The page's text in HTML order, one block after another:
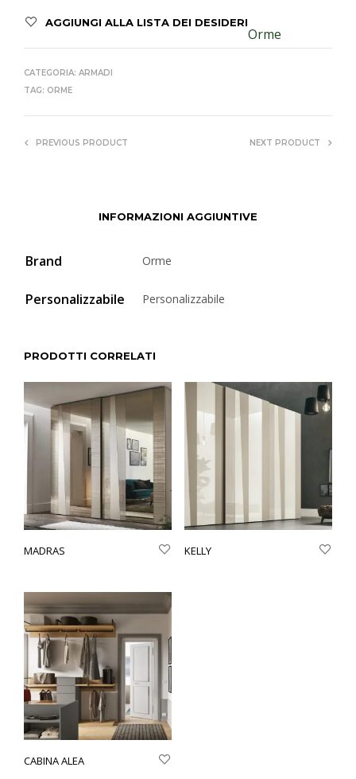
AGGIUNGI ALLA LISTA DEI DESIDERI
Orme
CATEGORIA: ARMADI
TAG: ORME
PREVIOUS PRODUCT NEXT PRODUCT
INFORMAZIONI AGGIUNTIVE
Brand Orme
Personalizzabile Personalizzabile
PRODOTTI CORRELATI
MADRAS KELLY
CABINA ALEA